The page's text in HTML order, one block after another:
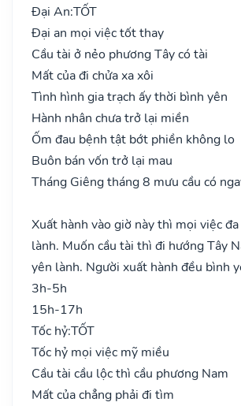
Đại An:TỐT
Đại an mọi việc tốt thay
Cầu tài ở nẻo phương Tây có tài
Mất của đi chửa xa xôi
Tình hình gia trạch ấy thời bình yên
Hành nhân chưa trở lại miền
Ốm đau bệnh tật bớt phiền không lo
Buôn bán vốn trở lại mau
Tháng Giêng tháng 8 mưu cầu có
Xuất hành vào giờ này thì mọi việc
lành. Muốn cầu tài thì đi hướng Tây
yên lành. Người xuất hành đều bình
3h-5h
15h-17h
Tốc hỷ:TỐT
Tốc hỷ mọi việc mỹ miều
Cầu tài cầu lộc thì cầu phương Nam
Mất của chẳng phải đi tìm